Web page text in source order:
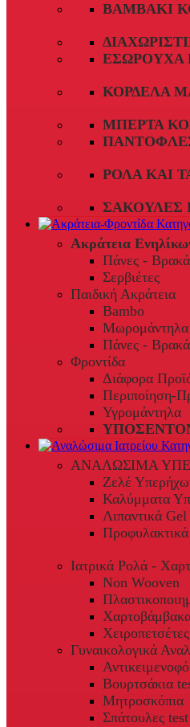
ΒΑΜΒΆΚΙ
ΕΣΏΡΟΥΧΑ
ΚΟΡΔΈΛΑ
ΜΠΈΡΤΑ
ΡΟΛΆ ΚΑΙ
ΣΑΚΟΎΛΕΣ
Ακράτεια
Πάνες -
Σερβιέτες
Παιδική Ακράτεια
Bambo
Μωρομάντηλα
Πάνες -
Φροντίδα
Διάφορα
Περιποίηση-
Υγρομάντηλα
ΑΝΑΛΩΣΙΜΑ
Ζελέ
Καλύμματα
Λιπαντικά Gel
Προφυλακτικά
Ιατρικά Ρολά -
Non Wooven
Γυναικολογικά
Βουρτσάκια
Μητροσκόπια
Σπάτουλες